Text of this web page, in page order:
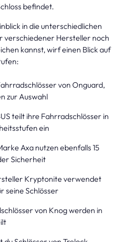
befindet.
in die unterschiedlichen
verschiedener Hersteller noch
kannst, wirf einen Blick auf
von Onguard,
zur Auswahl
teilt ihre Fahrradschlösser in
ein
Axa nutzen ebenfalls 15
Sicherheit
Kryptonite verwendet
seine Schlösser
von Knog werden in